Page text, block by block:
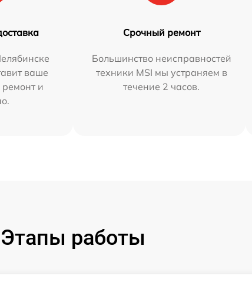
ваше
ремонт и
Срочный ремонт
Большинство неисправностей
техники MSI мы устраняем в
течение 2 часов.
Этапы работы